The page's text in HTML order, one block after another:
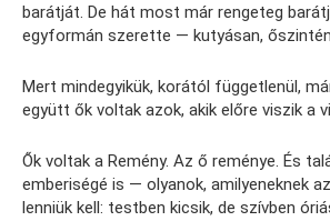
barátját. De hát most már rengeteg
egyformán szerette — kutyásan,
Mert mindegyikük, korától függetlenül,
együtt ők voltak azok, akik előre viszik a
Ők voltak a Remény. Az ő reménye. És
emberiségé is — olyanok, amilyeneknek
lenniük kell: testben kicsik, de szívben